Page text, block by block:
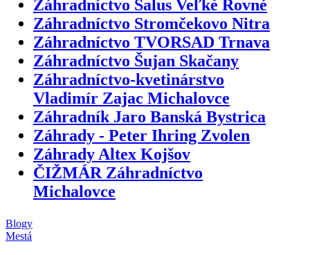
Záhradníctvo Salus Veľké Rovné
Záhradníctvo Stromčekovo Nitra
Záhradníctvo TVORSAD Trnava
Záhradníctvo Šujan Skačany
Záhradníctvo-kvetinárstvo
Vladimír Zajac Michalovce
Záhradník Jaro Banská Bystrica
Záhrady - Peter Ihring Zvolen
Záhrady Altex Kojšov
ČIŽMÁR Záhradníctvo
Michalovce
Blogy
Mestá